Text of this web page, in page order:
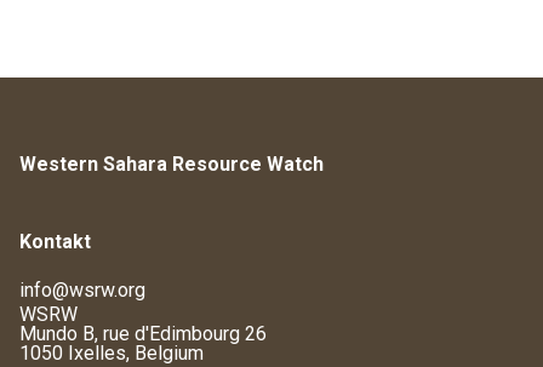
Western Sahara Resource Watch
Kontakt
info@wsrw.org
WSRW
Mundo B, rue d'Edimbourg 26
1050 Ixelles, Belgium